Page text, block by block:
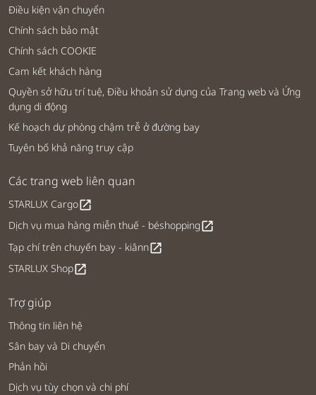
Điều kiện vận chuyển
Chính sách bảo mật
Chính sách COOKIE
Cam kết khách hàng
Quyền sở hữu trí tuệ, Điều khoản sử dụng của Trang web và Ứng
dụng di động
Kế hoạch dự phòng chậm trễ ở đường bay
Tuyên bố khả năng truy cập
Các trang web liên quan
STARLUX Cargoopen_in_new
Dịch vụ mua hàng miễn thuế - béshoppingopen_in_new
Tạp chí trên chuyến bay - kiânnopen_in_new
STARLUX Shopopen_in_new
Trợ giúp
Thông tin liên hệ
Sân bay và Di chuyển
Phản hồi
Dịch vụ tùy chọn và chi phí